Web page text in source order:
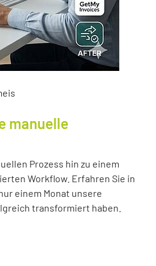
manuelle
Prozess hin zu einem
Workflow. Erfahren Sie in
einem Monat unsere
transformiert haben.